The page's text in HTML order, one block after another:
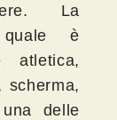
La
è
atletica,
scherma,
delle